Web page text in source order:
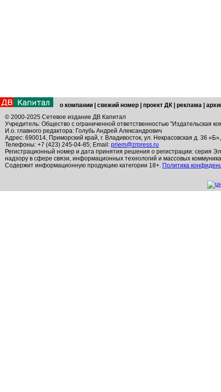
о компании свежий номер проект ДК реклама
© 2000-2025 Сетевое издание ДВ Капитал
Учредитель: Общество с ограниченной ответственностью "Издательская
И.о. главного редактора: Голубь Андрей Александрович
Адрес: 690014, Приморский край, г. Владивосток, ул. Некрасовская д. 36
Телефоны: +7 (423) 245-04-85; Email: priem@zrpress.ru
Регистрационный номер и дата принятия решения о регистрации: серия
надзору в сфере связи, информационных технологий и массовых
Содержит информационную продукцию категории 18+. Политика